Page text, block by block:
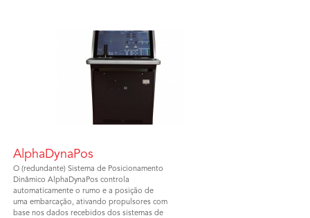
AlphaDynaPos
O (redundante) Sistema de Posicionamento
Dinâmico AlphaDynaPos controla
automaticamente o rumo e a posição de
uma embarcação, ativando propulsores com
base nos dados recebidos dos sistemas de